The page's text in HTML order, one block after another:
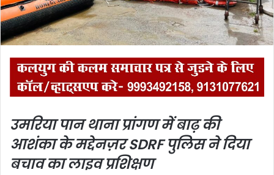
l
उमरिया पान थाना प्रांगण में बाढ़ की
आशंका के मद्देनज़र SDRF पुलिस ने दिया
बचाव का लाइव प्रशिक्षण